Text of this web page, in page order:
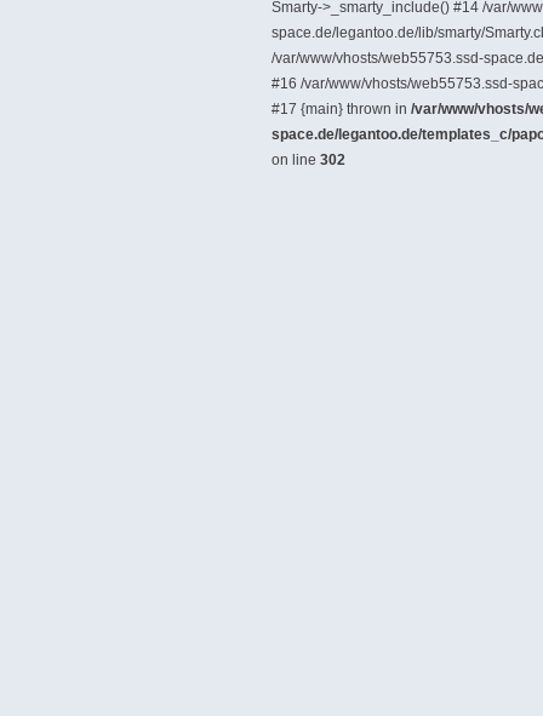
Smarty->_smarty_include() #14 /var/
space.de/legantoo.de/lib/smarty/
/var/www/vhosts/web55753.ssd-
#16 /var/www/vhosts/web55753.ssd-
#17 {main} thrown in /var/www/vhosts/
space.de/legantoo.de/templates_c/
on line 302